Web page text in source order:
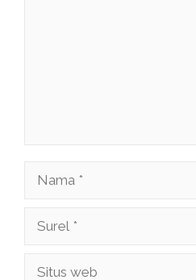
Nama
Surel
Situs